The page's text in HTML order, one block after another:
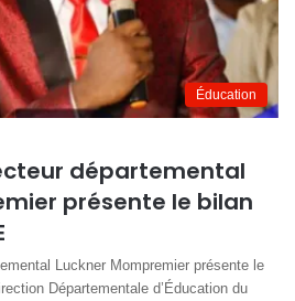
Éducation
départemental
présente le bilan
Luckner Mompremier présente le
Départementale d’Éducation du